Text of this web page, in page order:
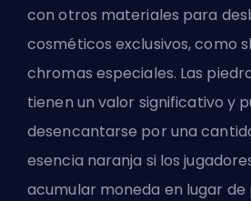
con otros materiales para
cosméticos exclusivos, como
chromas especiales. Las
tienen un valor significativo y
desencantarse por una
esencia naranja si los
acumular moneda en lugar de